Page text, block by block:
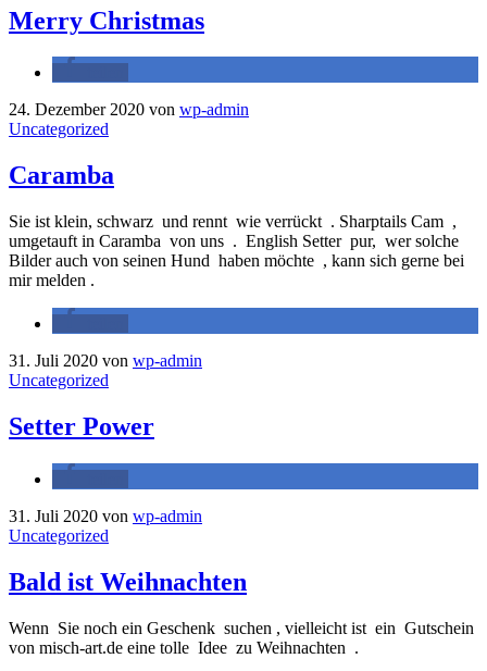
Merry Christmas
24. Dezember 2020 von wp-admin
Uncategorized
Caramba
Sie ist klein, schwarz und rennt wie verrückt . Sharptails Cam ,
umgetauft in Caramba von uns . English Setter pur, wer solche
Bilder auch von seinen Hund haben möchte , kann sich gerne bei
mir melden .
31. Juli 2020 von wp-admin
Uncategorized
Setter Power
31. Juli 2020 von wp-admin
Uncategorized
Bald ist Weihnachten
Wenn Sie noch ein Geschenk suchen , vielleicht ist ein Gutschein
von misch-art.de eine tolle Idee zu Weihnachten .